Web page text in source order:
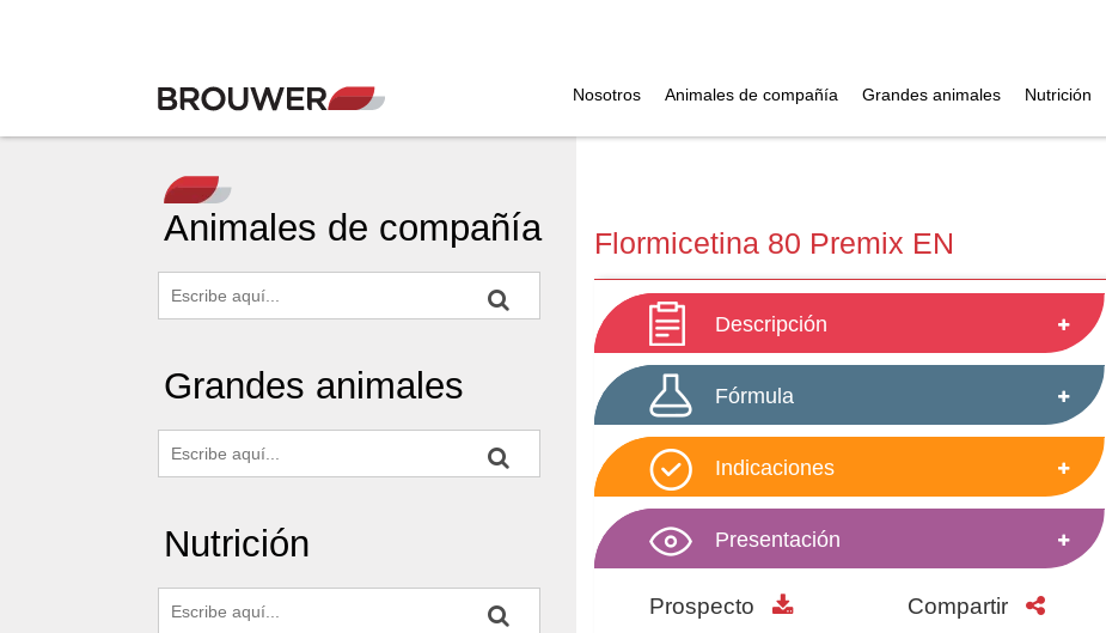
Nosotros Animales de compañía Grandes animales Nutrición
Animales de compañía
Grandes animales
Nutrición
Flormicetina 80 Premix EN
Descripción
Fórmula
Indicaciones
Presentación
Prospecto Compartir